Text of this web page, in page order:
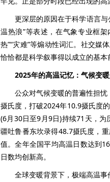
更深层的原因在于科学语言与
温热浪”等表述，在气象专业框
热”“灾难”等煽动性词汇。社交
恰恰都是科学叙事得以成立的基本
2025年的高温记忆：气候变
公众对气候变暖的普遍性担忧
摄氏度，打破2024年10.9摄氏度
(6月30日至9月9日)持续71天，
疆吐鲁番东坎录得48.7摄氏度，
值。全年全国平均高温日数达到
日数均创新高。
全球变暖背景下，极端高温事